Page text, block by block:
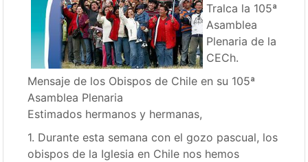
Tralca la 105ª
Asamblea
Plenaria de la
CECh.
Mensaje de los Obispos de Chile en su 105ª
Asamblea Plenaria
Estimados hermanos y hermanas,
1. Durante esta semana con el gozo pascual, los
obispos de la Iglesia en Chile nos hemos